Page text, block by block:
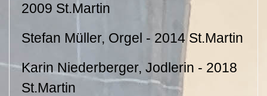
2009 St.Martin
Stefan Müller, Orgel - 2014 St.Martin
Karin Niederberger, Jodlerin - 2018
St.Martin